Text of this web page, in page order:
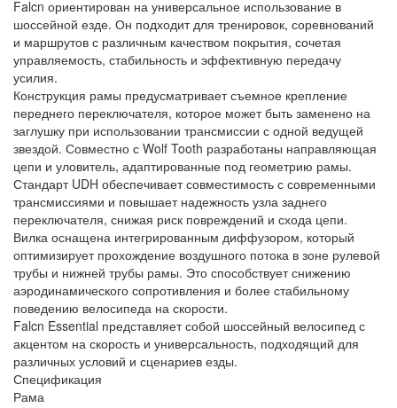
Falcn ориентирован на универсальное использование в
шоссейной езде. Он подходит для тренировок, соревнований
и маршрутов с различным качеством покрытия, сочетая
управляемость, стабильность и эффективную передачу
усилия.
Конструкция рамы предусматривает съемное крепление
переднего переключателя, которое может быть заменено на
заглушку при использовании трансмиссии с одной ведущей
звездой. Совместно с Wolf Tooth разработаны направляющая
цепи и уловитель, адаптированные под геометрию рамы.
Стандарт UDH обеспечивает совместимость с современными
трансмиссиями и повышает надежность узла заднего
переключателя, снижая риск повреждений и схода цепи.
Вилка оснащена интегрированным диффузором, который
оптимизирует прохождение воздушного потока в зоне рулевой
трубы и нижней трубы рамы. Это способствует снижению
аэродинамического сопротивления и более стабильному
поведению велосипеда на скорости.
Falcn Essential представляет собой шоссейный велосипед с
акцентом на скорость и универсальность, подходящий для
различных условий и сценариев езды.
Спецификация
Рама